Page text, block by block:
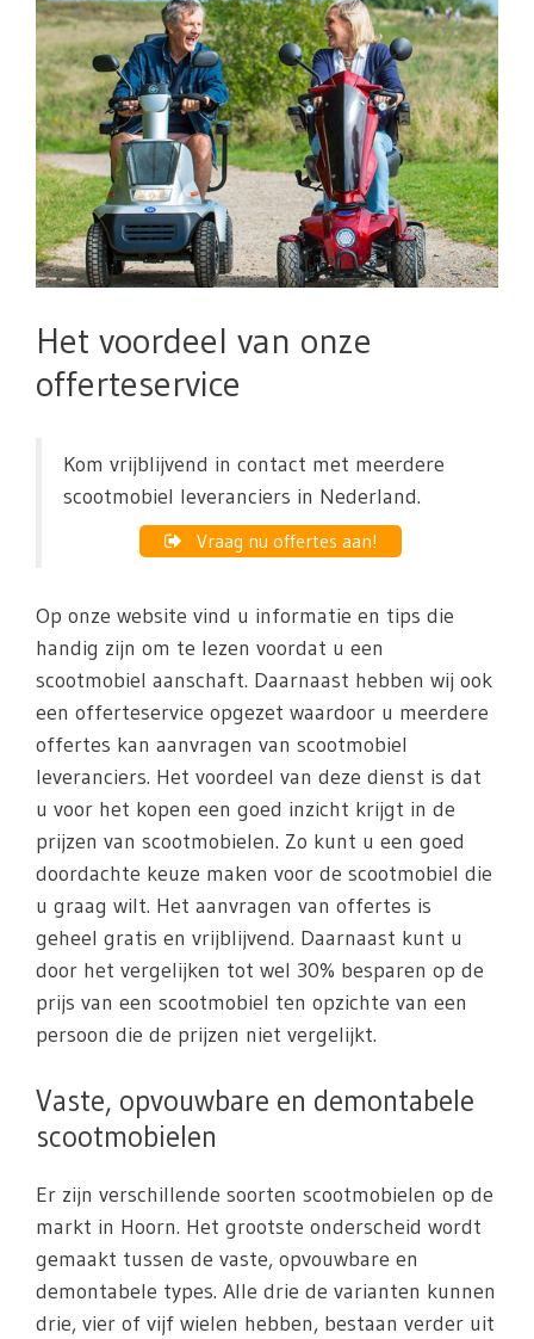
Het voordeel van onze
offerteservice
Kom vrijblijvend in contact met meerdere
scootmobiel leveranciers in Nederland.
Vraag nu offertes aan!
Op onze website vind u informatie en tips die
handig zijn om te lezen voordat u een
scootmobiel aanschaft. Daarnaast hebben wij ook
een offerteservice opgezet waardoor u meerdere
offertes kan aanvragen van scootmobiel
leveranciers. Het voordeel van deze dienst is dat
u voor het kopen een goed inzicht krijgt in de
prijzen van scootmobielen. Zo kunt u een goed
doordachte keuze maken voor de scootmobiel die
u graag wilt. Het aanvragen van offertes is
geheel gratis en vrijblijvend. Daarnaast kunt u
door het vergelijken tot wel 30% besparen op de
prijs van een scootmobiel ten opzichte van een
persoon die de prijzen niet vergelijkt.
Vaste, opvouwbare en demontabele
scootmobielen
Er zijn verschillende soorten scootmobielen op de
markt in Hoorn. Het grootste onderscheid wordt
gemaakt tussen de vaste, opvouwbare en
demontabele types. Alle drie de varianten kunnen
drie, vier of vijf wielen hebben, bestaan verder uit